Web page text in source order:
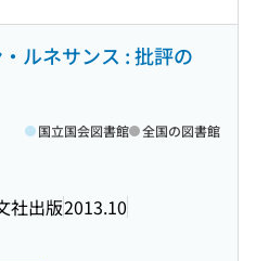
ルネサンス : 批評の
社出版2013.10
国立国会図書館 全国の図書館